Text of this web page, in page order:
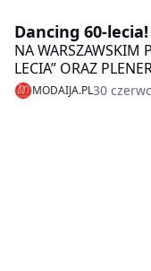
Dancing 60-lecia!
NA WARSZAWSKIM
LECIA” ORAZ
SIĘ BAWI) STO-LI-
MODAIJA.PL30